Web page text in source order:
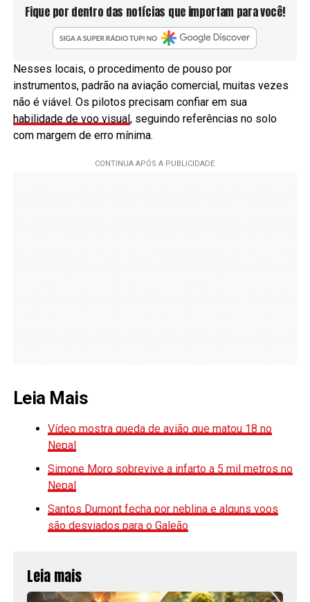
Fique por dentro das notícias que importam para você!
Nesses locais, o procedimento de pouso por
instrumentos, padrão na aviação comercial, muitas vezes
não é viável. Os pilotos precisam confiar em sua
habilidade de voo visual, seguindo referências no solo
com margem de erro mínima.
Leia Mais
Vídeo mostra queda de avião que matou 18 no
Nepal
Simone Moro sobrevive a infarto a 5 mil metros no
Nepal
Santos Dumont fecha por neblina e alguns voos
são desviados para o Galeão
Leia mais